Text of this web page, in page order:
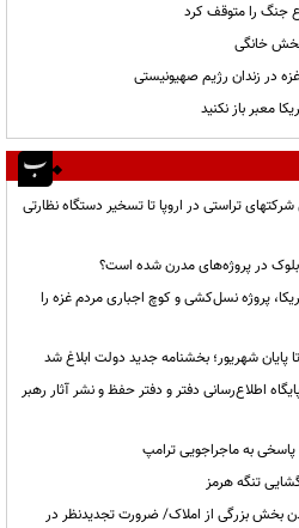
جنگ را متوقف کرد
خانگی
در زندان رژیم صهیونیستی
معبر باز نکنید
تراستی در اروپا تا تسخیر دستگاه نظارتی
در پروژه‌های مدرن شده است؟
پروژه نسل‌کشی و کوچ اجباری مردم غزه را
شهریور؛ بخشنامه جدید دولت ابلاغ شد
اطلاع‌رسانی دفتر و دفتر حفظ و نشر آثار رهبر
پاسخی به ماجراجویی ترامپ
تنگه هرمز
بخش بزرگی از املاک/ ضرورت تجدیدنظر در